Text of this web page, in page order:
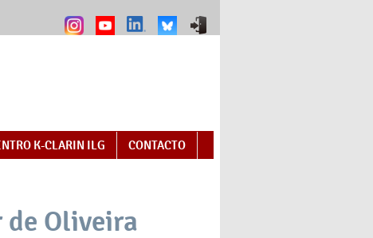
K-CLARIN ILG CONTACTO
Oliveira